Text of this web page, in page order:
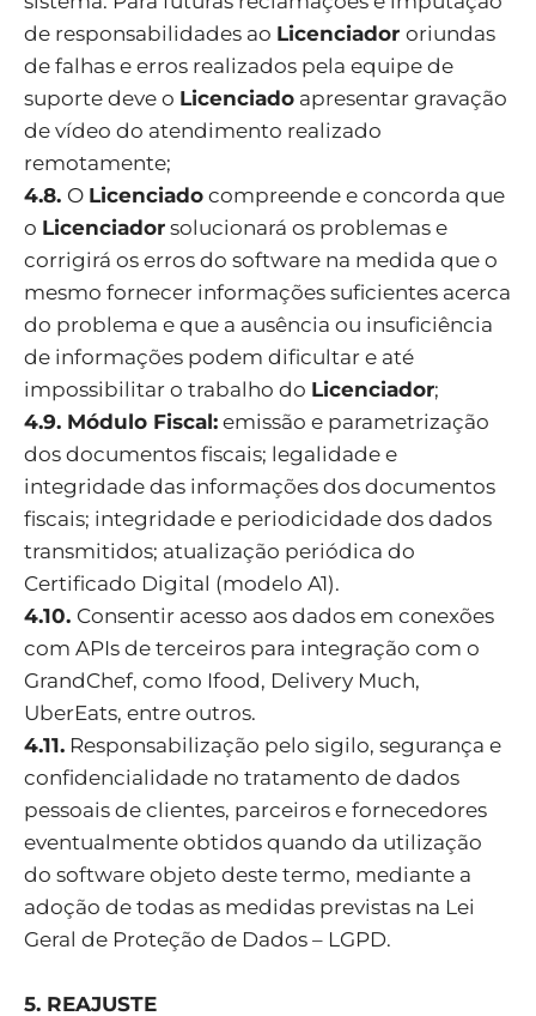
de responsabilidades ao Licenciador oriundas
de falhas e erros realizados pela equipe de
suporte deve o Licenciado apresentar gravação
de vídeo do atendimento realizado
remotamente;
4.8. O Licenciado compreende e concorda que
o Licenciador solucionará os problemas e
corrigirá os erros do software na medida que o
mesmo fornecer informações suficientes acerca
do problema e que a ausência ou insuficiência
de informações podem dificultar e até
impossibilitar o trabalho do Licenciador;
4.9. Módulo Fiscal: emissão e parametrização
dos documentos fiscais; legalidade e
integridade das informações dos documentos
fiscais; integridade e periodicidade dos dados
transmitidos; atualização periódica do
Certificado Digital (modelo A1).
4.10. Consentir acesso aos dados em conexões
com APIs de terceiros para integração com o
GrandChef, como Ifood, Delivery Much,
UberEats, entre outros.
4.11. Responsabilização pelo sigilo, segurança e
confidencialidade no tratamento de dados
pessoais de clientes, parceiros e fornecedores
eventualmente obtidos quando da utilização
do software objeto deste termo, mediante a
adoção de todas as medidas previstas na Lei
Geral de Proteção de Dados – LGPD.
5. REAJUSTE